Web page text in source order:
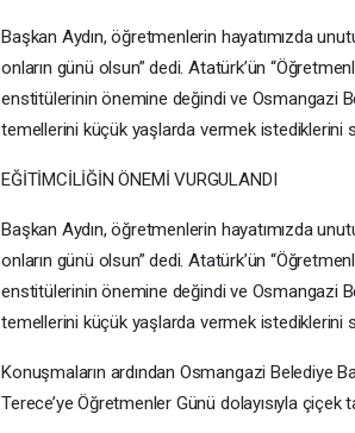
Başkan Aydın, öğretmenlerin hayatımızda
onların günü olsun” dedi. Atatürk’ün
enstitülerinin önemine değindi ve Osmangazi
temellerini küçük yaşlarda vermek istediklerini
EĞİTİMCİLİĞİN ÖNEMİ VURGULANDI
Başkan Aydın, öğretmenlerin hayatımızda
onların günü olsun” dedi. Atatürk’ün
enstitülerinin önemine değindi ve Osmangazi
temellerini küçük yaşlarda vermek istediklerini
Konuşmaların ardından Osmangazi Belediye
Terece’ye Öğretmenler Günü dolayısıyla çiçek